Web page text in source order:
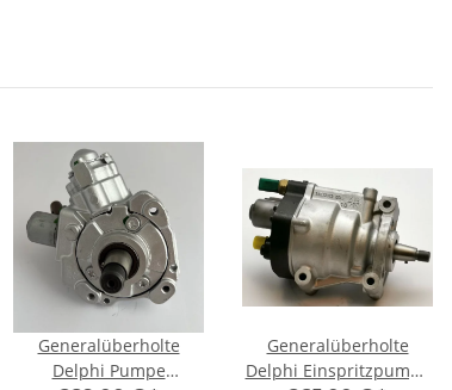
Generalüberholte
Delphi Pumpe
Generalüberholte
Delphi Einspritzpumpe